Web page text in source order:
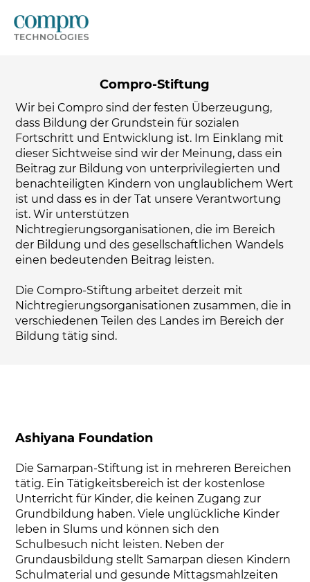
Compro-Stiftung
Wir bei Compro sind der festen Überzeugung,
dass Bildung der Grundstein für sozialen
Fortschritt und Entwicklung ist. Im Einklang mit
dieser Sichtweise sind wir der Meinung, dass ein
Beitrag zur Bildung von unterprivilegierten und
benachteiligten Kindern von unglaublichem Wert
ist und dass es in der Tat unsere Verantwortung
ist. Wir unterstützen
Nichtregierungsorganisationen, die im Bereich
der Bildung und des gesellschaftlichen Wandels
einen bedeutenden Beitrag leisten.
Die Compro-Stiftung arbeitet derzeit mit
Nichtregierungsorganisationen zusammen, die in
verschiedenen Teilen des Landes im Bereich der
Bildung tätig sind.
Ashiyana Foundation
Die Samarpan-Stiftung ist in mehreren Bereichen
tätig. Ein Tätigkeitsbereich ist der kostenlose
Unterricht für Kinder, die keinen Zugang zur
Grundbildung haben. Viele unglückliche Kinder
leben in Slums und können sich den
Schulbesuch nicht leisten. Neben der
Grundausbildung stellt Samarpan diesen Kindern
Schulmaterial und gesunde Mittagsmahlzeiten